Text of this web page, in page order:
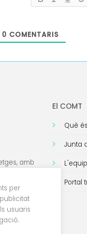
0 COMENTARIS
amb
El COMT
Què
Junta
Portal
per
usuaris